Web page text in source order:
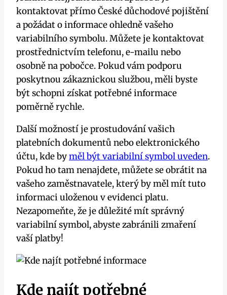
kontaktovat přímo České důchodové pojištění
a požádat o informace ohledně vašeho
variabilního symbolu. Můžete je kontaktovat
prostřednictvím telefonu, e-mailu nebo
osobně na pobočce. Pokud vám podporu
poskytnou zákaznickou službou, měli byste
být schopni získat potřebné informace
poměrně rychle.
Další možností je prostudování vašich
platebních dokumentů nebo elektronického
účtu, kde byměl být variabilní symbol uveden.
Pokud ho tam nenajdete, můžete se obrátit na
vašeho zaměstnavatele, který by měl mít tuto
informaci uloženou v evidenci platu.
Nezapomeňte, že je důležité mít správný
variabilní symbol, abyste zabránili zmaření
vaší platby!
Kde najít potřebné